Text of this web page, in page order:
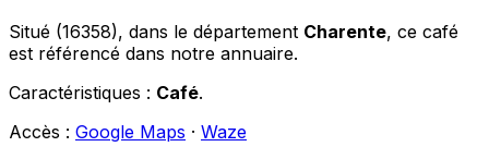
Situé (16358), dans le département Charente, ce café
est référencé dans notre annuaire.
Caractéristiques : Café.
Accès : Google Maps · Waze